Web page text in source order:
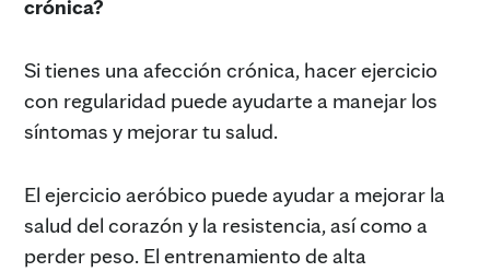
crónica?
Si tienes una afección crónica, hacer ejercicio
con regularidad puede ayudarte a manejar los
síntomas y mejorar tu salud.
El ejercicio aeróbico puede ayudar a mejorar la
salud del corazón y la resistencia, así como a
perder peso. El entrenamiento de alta